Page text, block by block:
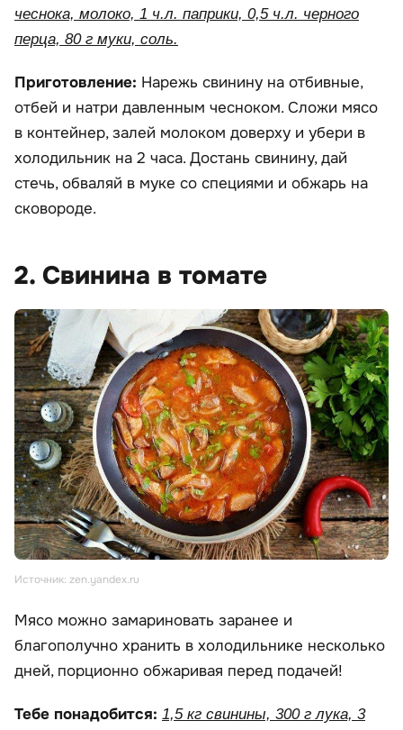
чеснока, молоко, 1 ч.л. паприки, 0,5 ч.л. черного
перца, 80 г муки, соль.
Приготовление: Нарежь свинину на отбивные,
отбей и натри давленным чесноком. Сложи мясо
в контейнер, залей молоком доверху и убери в
холодильник на 2 часа. Достань свинину, дай
стечь, обваляй в муке со специями и обжарь на
сковороде.
2. Свинина в томате
Источник: zen.yandex.ru
Мясо можно замариновать заранее и
благополучно хранить в холодильнике несколько
дней, порционно обжаривая перед подачей!
Тебе понадобится: 1,5 кг свинины, 300 г лука, 3